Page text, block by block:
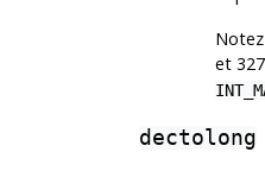
et
dectolong